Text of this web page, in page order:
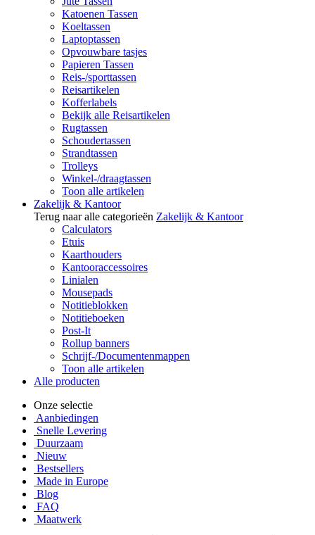
Katoenen Tassen
Koeltassen
Laptoptassen
Opvouwbare tasjes
Papieren Tassen
Reis-/sporttassen
Reisartikelen
Kofferlabels
Bekijk alle Reisartikelen
Rugtassen
Schoudertassen
Strandtassen
Trolleys
Winkel-/draagtassen
Toon alle artikelen
Zakelijk & Kantoor
Terug naar alle categorieën Zakelijk & Kantoor
Calculators
Etuis
Kaarthouders
Kantooraccessoires
Linialen
Mousepads
Notitieblokken
Notitieboeken
Post-It
Rollup banners
Schrijf-/Documentenmappen
Toon alle artikelen
Alle producten
Onze selectie
Aanbiedingen
Snelle Levering
Duurzaam
Nieuw
Bestsellers
Made in Europe
Blog
FAQ
Maatwerk